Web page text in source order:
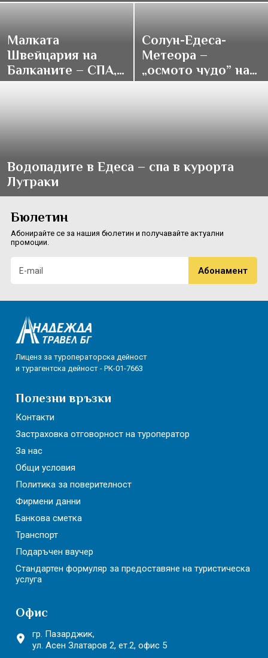
Малката
Швейцария на
Балканите – СПА,
традиции и купон
Солун-Едеса-
Метеора –
„осмото чудо” на
върха на света
Водопадите в Едеса – спа в курорта
Лутраки
Бюлетин
Абонирайте се за нашия бюлетин и получавайте актуални
промоции.
Лиценз за туроператорска дейност
и турагентска дейност - РК-01-7663
Полезни връзки
Контакти
Застраховка отговорност на туроператор
За нас
Общи условия
Политика за поверителност
Фирмени данни
Банкова сметка
Транспорт
Подаръчен ваучер
Стандартен формуляр за предоставяне на туристическа
услуга
Офис
гр. Пазарджик,
ул. Асен Златаров 2, ет.2, офис 5